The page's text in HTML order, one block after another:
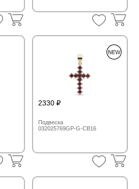
2330
Подвеска
032025769GP-G-CB16